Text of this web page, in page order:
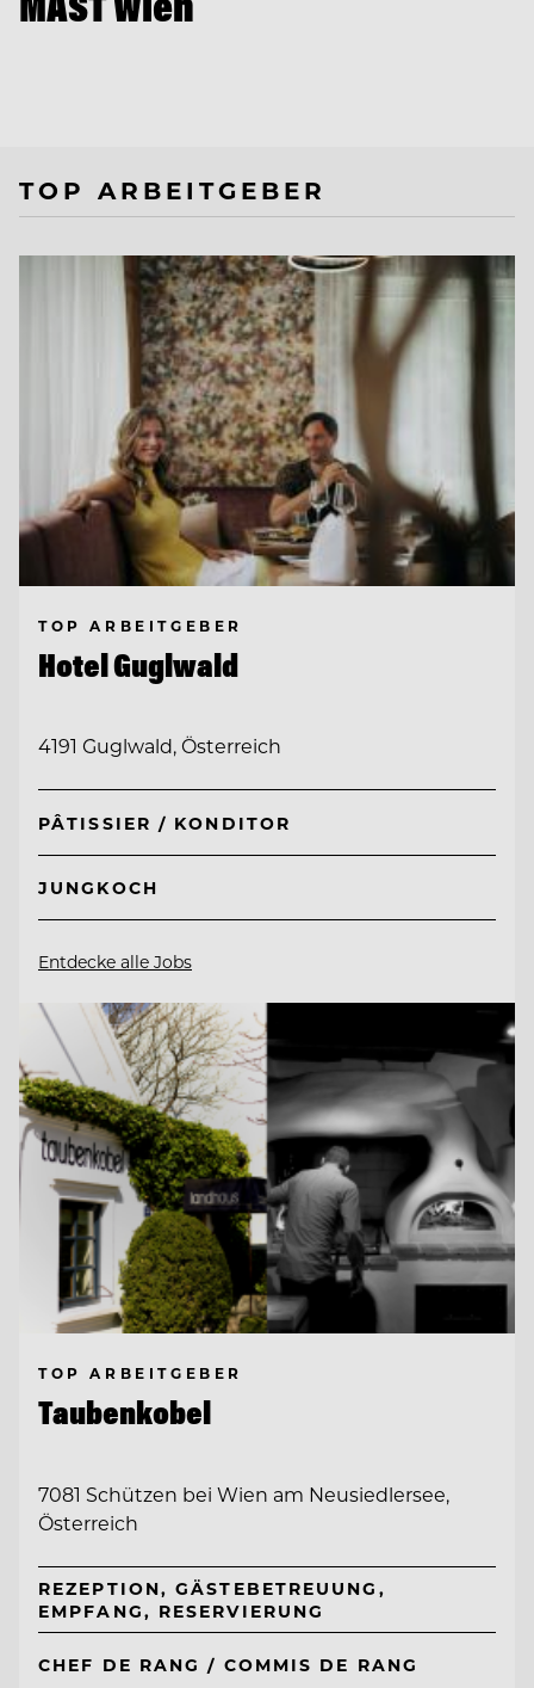
TOP ARBEITGEBER
TOP ARBEITGEBER
Hotel Guglwald
4191 Guglwald, Österreich
PÂTISSIER / KONDITOR
JUNGKOCH
Entdecke alle Jobs
TOP ARBEITGEBER
Taubenkobel
7081 Schützen bei Wien am Neusiedlersee,
Österreich
REZEPTION, GÄSTEBETREUUNG,
EMPFANG, RESERVIERUNG
CHEF DE RANG / COMMIS DE RANG